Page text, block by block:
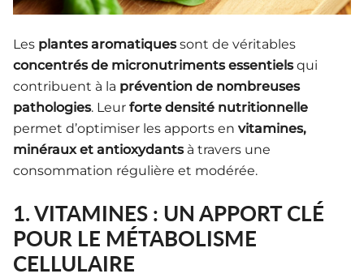
Les plantes aromatiquessont de véritables
concentrés de micronutriments essentielsqui
contribuent à la prévention de nombreuses
pathologies. Leur forte densité nutritionnelle
permet d’optimiser les apports en vitamines,
minéraux et antioxydantsà travers une
consommation régulière et modérée.
1. VITAMINES : UN APPORT CLÉ
POUR LE MÉTABOLISME
CELLULAIRE